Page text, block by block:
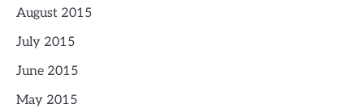
August 2015
July 2015
June 2015
May 2015